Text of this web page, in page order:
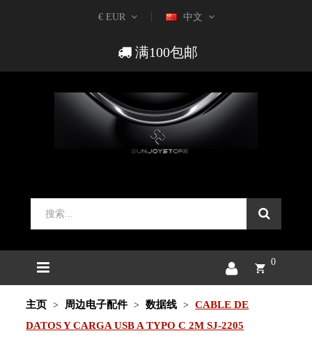
€ EUR 中文
满100包邮
0
主页 周边电子配件 数据线
CABLE DE
DATOS Y CARGA USB A TYPO C 2M SJ-2205